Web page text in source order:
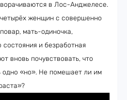
в Лос-Анджелесе.
женщин с совершенно
мать-одиночка,
и безработная
вновь почувствовать, что
одно «но». Не помешает ли им